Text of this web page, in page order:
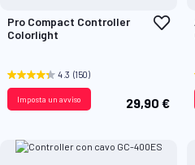
Pro Compact Controller
Colorlight
4.3 (150)
29,90 €
Imposta un avviso